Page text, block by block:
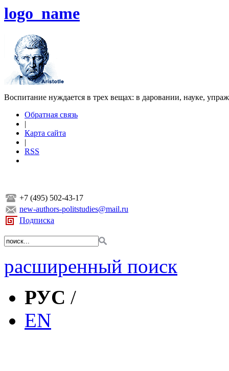
logo_name
Воспитание нуждается в трех вещах: в даровании, науке,
Обратная связь
|
Карта сайта
|
RSS
+7 (495) 502-43-17
new-authors-politstudies@mail.ru
Подписка
расширенный поиск
РУС /
EN